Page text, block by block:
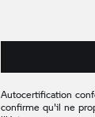
Autocertification
confirme qu'il ne